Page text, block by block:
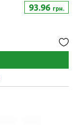
93.96 грн.